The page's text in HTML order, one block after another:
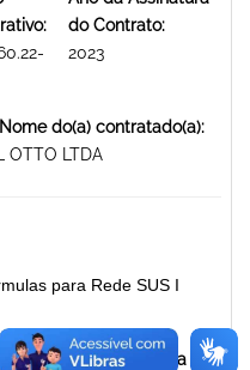
do Contrato:
2023
do(a) contratado(a):
OTTO LTDA
para Rede SUS I
de
Modalidade da